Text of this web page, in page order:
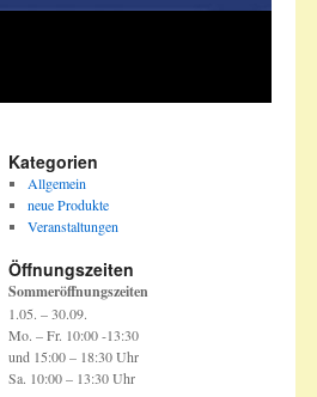
Kategorien
Allgemein
neue Produkte
Veranstaltungen
Öffnungszeiten
Sommeröffnungszeiten
1.05. – 30.09.
Mo. – Fr. 10:00 -13:30
und 15:00 – 18:30 Uhr
Sa. 10:00 – 13:30 Uhr